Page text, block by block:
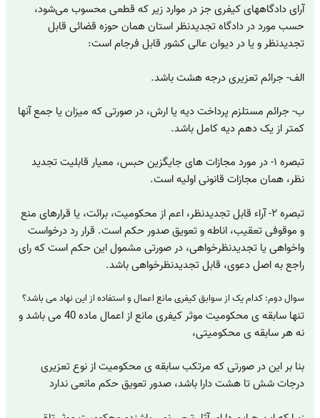
آرای دادگاههای کیفری جز در موارد زیر که قطعی محسوب می‌شود،
حسب مورد در دادگاه تجدیدنظر استان همان حوزه قضائی قابل
تجدیدنظر و یا در دیوان عالی کشور قابل فرجام است:
الف- جرائم تعزیری درجه هشت باشد.
ب- جرائم مستلزم پرداخت دیه یا ارش، در صورتی که میزان یا جمع آنها
کمتر از یک دهم دیه کامل باشد.
تبصره ۱- در مورد مجازات های جایگزین حبس، معیار قابلیت تجدید
نظر، همان مجازات قانونی اولیه است.
تبصره ۲- آراء قابل تجدیدنظر، اعم از محکومیت، برائت، یا قرارهای منع
و موقوفی تعقیب، اناطه و تعویق صدور حکم است. قرار رد درخواست
واخواهی یا تجدیدنظرخواهی، در صورتی مشمول این حکم است که رای
راجع به اصل دعوی، قابل تجدیدنظرخواهی باشد.
سوال دوم: کدام یک از سوابق کیفری مانع اعمال و استفاده از این نهاد می باشد؟
تنها سابقه ی محکومیت موثر کیفری مانع از اعمال ماده 40 می باشد و
نه هر سابقه ی محکومیتی،
بنا بر این در صورتی که مرتکب سابقه ی محکومیت از نوع تعزیری
درجات شش تا هشت دارا باشد، صدور تعویق حکم مانعی ندارد